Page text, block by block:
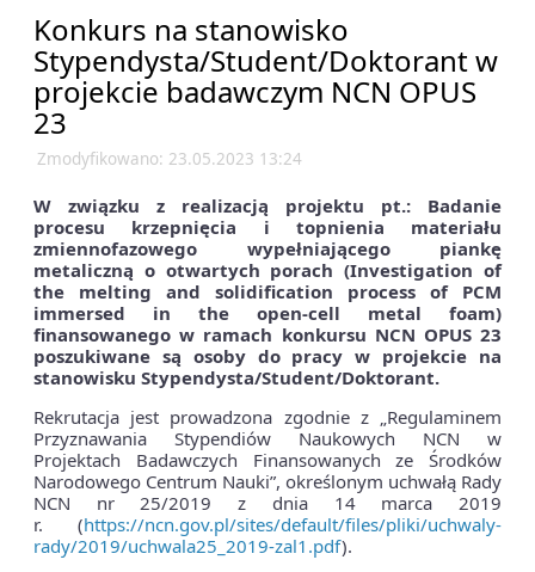
Konkurs na stanowisko
Stypendysta/Student/Doktorant w
projekcie badawczym NCN OPUS
23
Zmodyfikowano: 23.05.2023 13:24
W związku z realizacją projektu pt.: Badanie
procesu krzepnięcia i topnienia materiału
zmiennofazowego wypełniającego piankę
metaliczną o otwartych porach (Investigation of
the melting and solidification process of PCM
immersed in the open-cell metal foam)
finansowanego w ramach konkursu NCN OPUS 23
poszukiwane są osoby do pracy w projekcie na
stanowisku Stypendysta/Student/Doktorant.
Rekrutacja jest prowadzona zgodnie z „Regulaminem
Przyznawania Stypendiów Naukowych NCN w
Projektach Badawczych Finansowanych ze Środków
Narodowego Centrum Nauki”, określonym uchwałą Rady
NCN nr 25/2019 z dnia 14 marca 2019
r. (https://ncn.gov.pl/sites/default/files/pliki/uchwaly-
rady/2019/uchwala25_2019-zal1.pdf).